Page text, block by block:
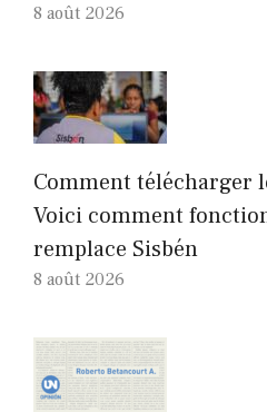
8 août 2026
Comment télécharger
Voici comment
remplace Sisbén
8 août 2026